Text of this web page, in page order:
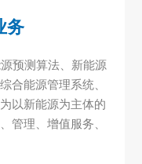
务
预测算法、新能源
合能源管理系统、
以新能源为主体的
管理、增值服务、